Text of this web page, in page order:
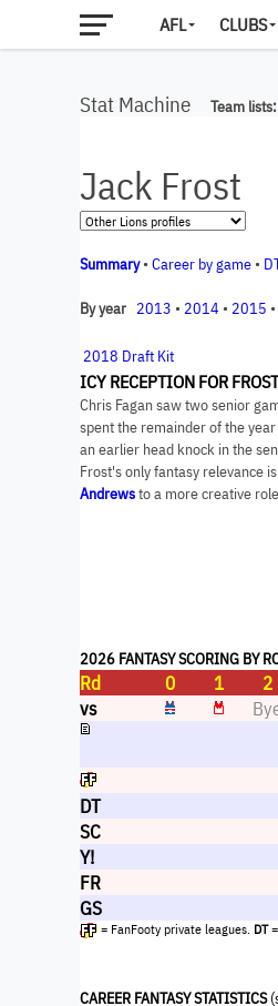
AFL CLUBS
Stat Machine Team lists: